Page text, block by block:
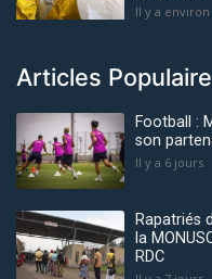
Il y a
Articles
Football :
son
Il y a 6 jours
Rapatriés
la
RDC